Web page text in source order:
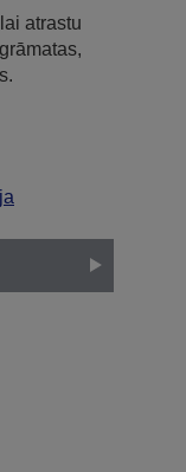
atrastu